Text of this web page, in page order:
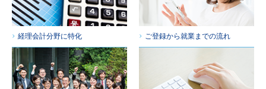
経理会計分野に特化 ご登録から就業までの流れ